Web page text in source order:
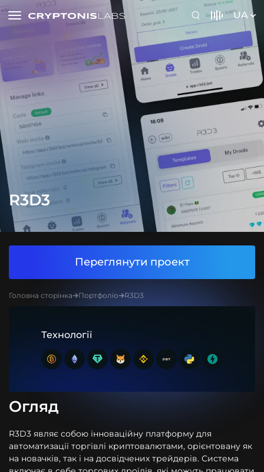
UA
R3D3
Переглянути проект
Головна сторінка Портфоліо R3D3
Огляд
R3D3 являє собою інноваційну платформу для
автоматизації торгівлі криптовалютами, орієнтовану як
на новачків, так і на досвідчених трейдерів. Система
Технології